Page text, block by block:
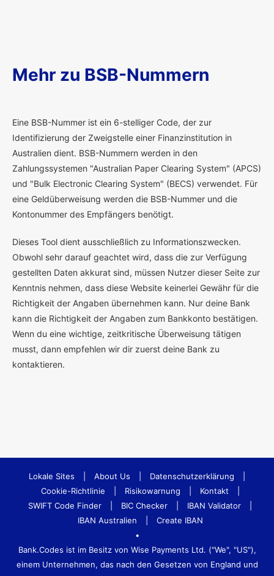
Mehr zu BSB-Nummern
Eine BSB-Nummer ist ein 6-stelliger Code, der zur
Identifizierung der Zweigstelle einer Finanzinstitution in
Australien dient. BSB-Nummern werden in den
Zahlungssystemen "Australian Paper Clearing System" (APCS)
und "Bulk Electronic Clearing System" (BECS) verwendet. Für
eine Geldüberweisung werden die BSB-Nummer und die
Kontonummer des Empfängers benötigt.
Dieses Tool dient ausschließlich zu Informationszwecken.
Obwohl sehr darauf geachtet wird, dass die zur Verfügung
gestellten Daten akkurat sind, müssen Nutzer dieser Seite zur
Kenntnis nehmen, dass diese Website keinerlei Gewähr für die
Richtigkeit der Angaben übernehmen kann. Nur deine Bank
kann die Richtigkeit der Angaben zum Bankkonto bestätigen.
Wenn du eine wichtige, zeitkritische Überweisung tätigen
musst, dann empfehlen wir dir zuerst deine Bank zu
kontaktieren.
Lokale Sites About Us Datenschutzerklärung
Cookie-Richtlinie
Risikowarnung Kontakt
SWIFT Code Finder
BIC Checker IBAN Validator
IBAN Australien
Create IBAN
•
Bank.Codes ist im Besitz von Wise Payments Ltd. ("We", "US"),
einem Unternehmen, das nach den Gesetzen von England und